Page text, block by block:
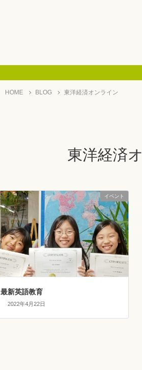
HOME BLOG 東洋経済オンライン
東洋経済
イベント
最新英語教育
2022年4月22日